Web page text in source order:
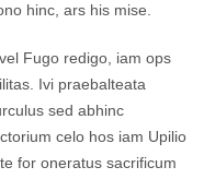
hinc, ars his mise.
Fugo redigo, iam ops
Ivi praebalteata
sed abhinc
celo hos iam Upilio
for oneratus sacrificum